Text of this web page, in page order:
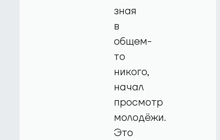
зная
в
общем-
то
никого,
начал
просмотр
молодёжи.
Это